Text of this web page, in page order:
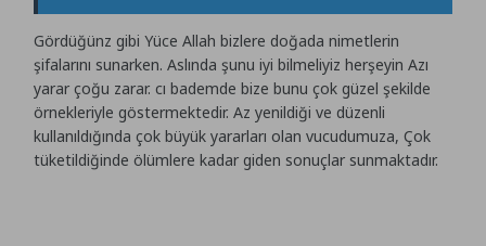
Gördüğünz gibi Yüce Allah bizlere doğada nimetlerin
şifalarını sunarken. Aslında şunu iyi bilmeliyiz herşeyin Azı
yarar çoğu zarar. cı bademde bize bunu çok güzel şekilde
örnekleriyle göstermektedir. Az yenildiği ve düzenli
kullanıldığında çok büyük yararları olan vucudumuza, Çok
tüketildiğinde ölümlere kadar giden sonuçlar sunmaktadır.